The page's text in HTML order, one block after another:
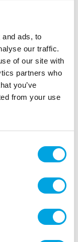
ads, to
our traffic.
of our site with
partners who
you’ve
from your use